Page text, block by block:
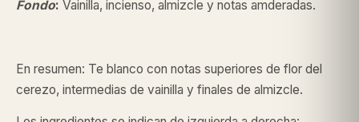
Fondo: Vainilla, incienso, almizcle y notas amderadas.
En resumen: Te blanco con notas superiores de flor del
cerezo, intermedias de vainilla y finales de almizcle.